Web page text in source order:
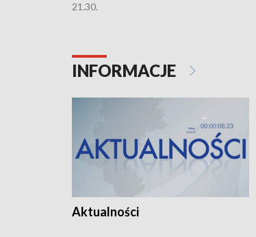
21.30.
INFORMACJE
Aktualności